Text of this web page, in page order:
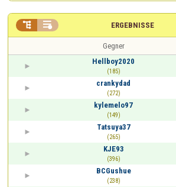
ERGEBNISSE
 
Gegner
Hellboy2020
(185)
crankydad
(272)
kylemelo97
(149)
Tatsuya37
(265)
KJE93
(396)
BCGushue
(238)